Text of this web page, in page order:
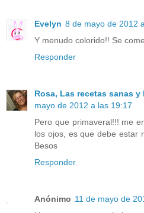
Evelyn 8 de mayo de 2012
Y menudo colorido!! Se
Responder
Rosa, Las recetas sanas y
mayo de 2012 a las 19:17
Pero que primaveral!!! me
los ojos, es que debe estar
Besos
Responder
Anónimo 11 de mayo de